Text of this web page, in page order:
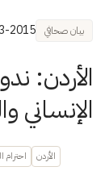
بيان صحافي 2015
الأردن:
الإنساني
الأردن احترام